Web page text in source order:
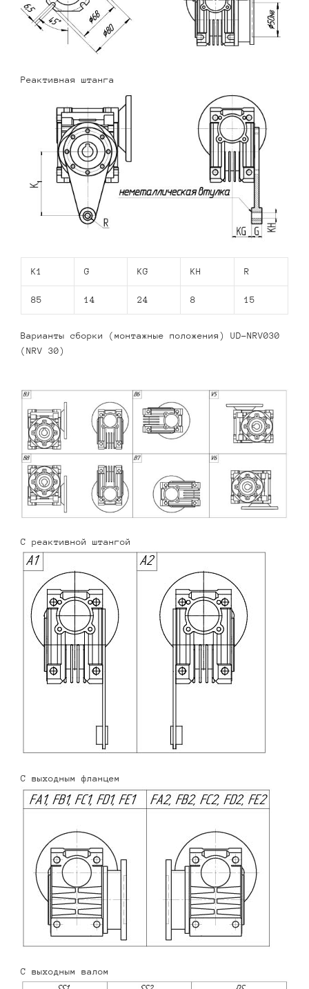
Реактивная штанга
K1 G KG KH R
85 14 24 8 15
Варианты сборки (монтажные положения) UD-NRV030
(NRV 30)
С реактивной штангой
С выходным фланцем
С выходным валом